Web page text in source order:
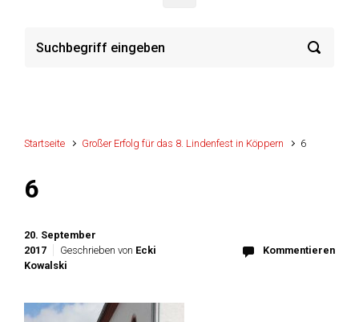
Startseite Großer Erfolg für das 8. Lindenfest in Köppern 6
6
20. September
2017
Geschrieben von Ecki
Kowalski
Kommentieren